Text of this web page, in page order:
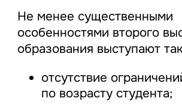
Не менее существенными
особенностями второго
образования выступают
отсутствие
по возрасту студента;